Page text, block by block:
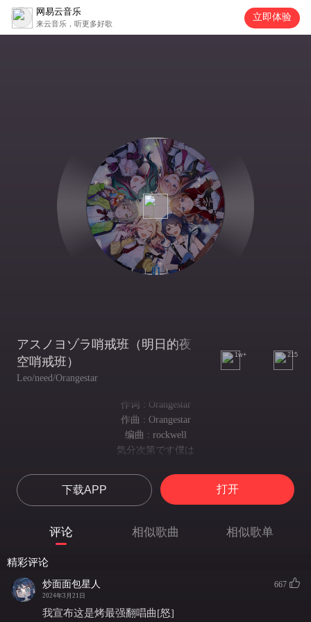
网易云音乐
来云音乐，听更多好歌
立即体验
アスノヨゾラ哨戒班（明日的夜
空哨戒班）
Leo/need/Orangestar
1w+ 215
作词 : Orangestar
作曲 : Orangestar
编曲 : rockwell
気分次第です僕は
敵を選んで戦う少年
是择敌而战的少年
叶えたい未来も無くて
并没有想要实现的未来
夢に描かれるのを待ってた
讨厌迎来明日 许愿返回过去
下载APP 打开
评论 相似歌曲 相似歌单
精彩评论
炒面面包星人
2024年3月21日
667
我宣布这是烤最强翻唱曲[怒]